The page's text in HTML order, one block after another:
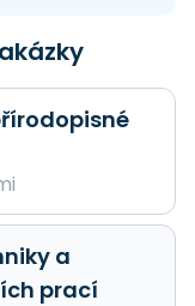
a
prací